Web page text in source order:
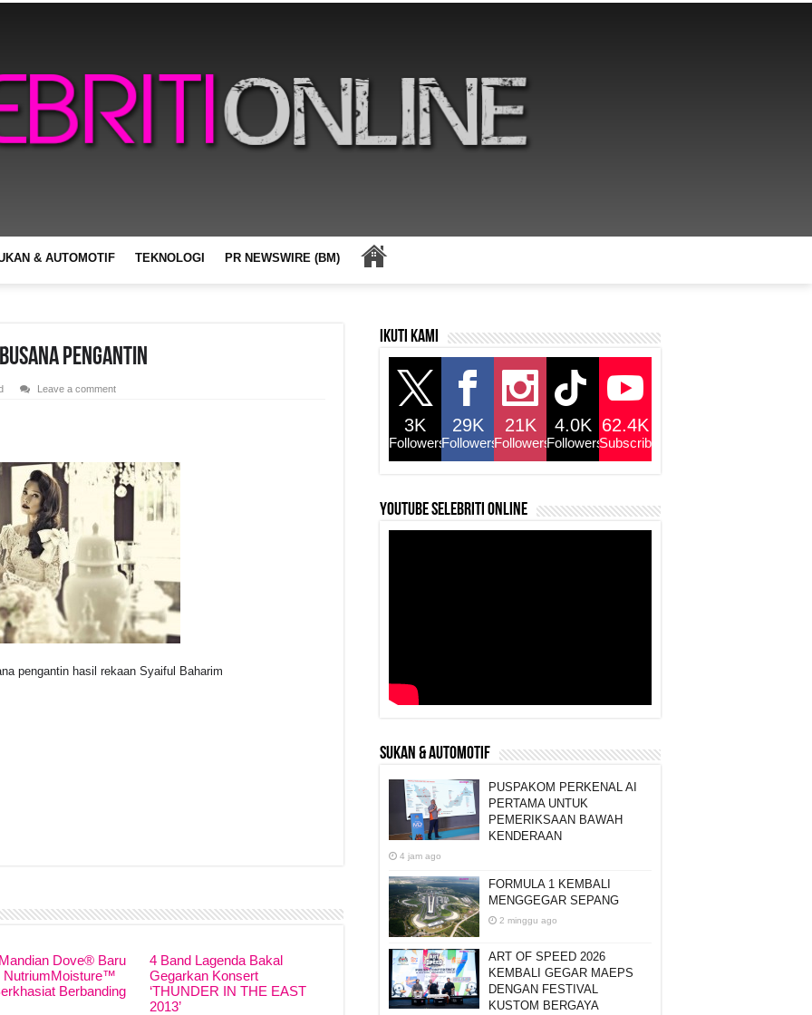
& AUTOMOTIF TEKNOLOGI PR NEWSWIRE (BM)
Pengantin
Leave a comment
pengantin hasil rekaan Syaiful Baharim
Dove® Baru
NutriumMoisture™
Berbanding
4 Band Lagenda Bakal
Gegarkan Konsert
‘THUNDER IN THE EAST
2013’
Ikuti kami
3K
Followers
29K
Followers
21K
Followers
4.0K
Followers
62.4K
Subscribers
YouTube selebriti online
SUKAN & AUTOMOTIF
PUSPAKOM PERKENAL AI
PERTAMA UNTUK
PEMERIKSAAN BAWAH
KENDERAAN
4 jam ago
FORMULA 1 KEMBALI
MENGGEGAR SEPANG
2 minggu ago
ART OF SPEED 2026
KEMBALI GEGAR MAEPS
DENGAN FESTIVAL
KUSTOM BERGAYA